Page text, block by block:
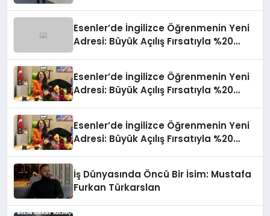
Esenler’de İngilizce Öğrenmenin Yeni
Adresi: Büyük Açılış Fırsatıyla %20
Esenler’de İngilizce Öğrenmenin Yeni
Adresi: Büyük Açılış Fırsatıyla %20
Esenler’de İngilizce Öğrenmenin Yeni
Adresi: Büyük Açılış Fırsatıyla %20
İş Dünyasında Öncü Bir İsim: Mustafa
Furkan Türkarslan